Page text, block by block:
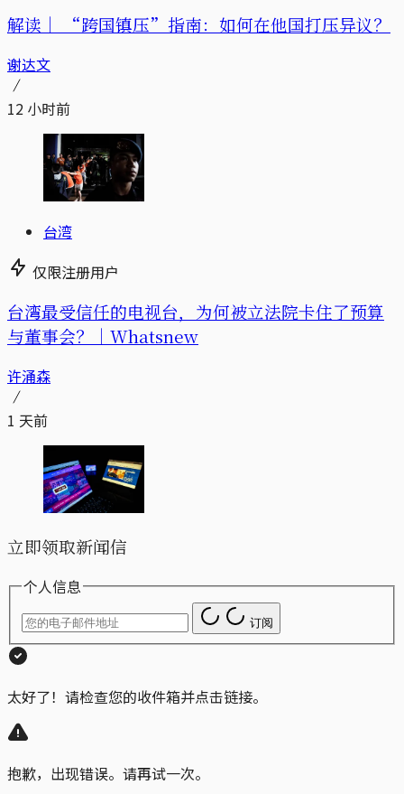
解读｜ “跨国镇压”指南：如何在他国打压异议？
谢达文
12 小时前
台湾
仅限注册用户
台湾最受信任的电视台，为何被立法院卡住了预算
与董事会？｜Whatsnew
许涌森
1 天前
立即领取新闻信
个人信息
订阅
太好了！请检查您的收件箱并点击链接。
抱歉，出现错误。请再试一次。